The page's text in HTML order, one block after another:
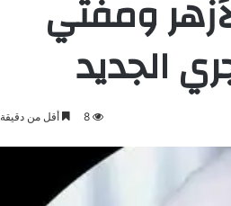
ومفتي
الجديد
8 أقل من دقيقة